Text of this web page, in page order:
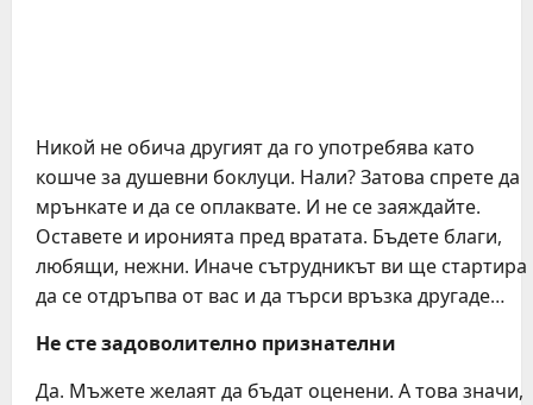
Никой не обича другият да го употребява като
кошче за душевни боклуци. Нали? Затова спрете да
мрънкате и да се оплаквате. И не се заяждайте.
Оставете и иронията пред вратата. Бъдете благи,
любящи, нежни. Иначе сътрудникът ви ще стартира
да се отдръпва от вас и да търси връзка другаде…
Не сте задоволително признателни
Да. Мъжете желаят да бъдат оценени. А това значи,